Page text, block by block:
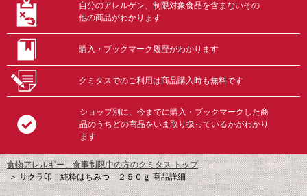
自分のアレルゲン、制限対象食品を含まないその
他の商品がわかります
購入・ブックマーク履歴がわかります
クミタスでのご利用は商品購入時も無料です
ショップ別に、今までに購入・ブックマークした商
品のうちどの商品をいま取り扱っているかがわかり
ます
食物アレルギー、食事制限中の方のクミタス トップ
＞サクラ印 純粋はちみつ ２５０ｇ 商品詳細